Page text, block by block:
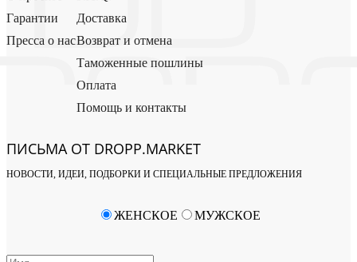
Гарантии
Пресса о нас
Доставка
Возврат и отмена
Таможенные пошлины
Оплата
Помощь и контакты
ПИСЬМА ОТ DROPP.MARKET
НОВОСТИ, ИДЕИ, ПОДБОРКИ И СПЕЦИАЛЬНЫЕ ПРЕДЛОЖЕНИЯ
ЖЕНСКОЕ МУЖСКОЕ